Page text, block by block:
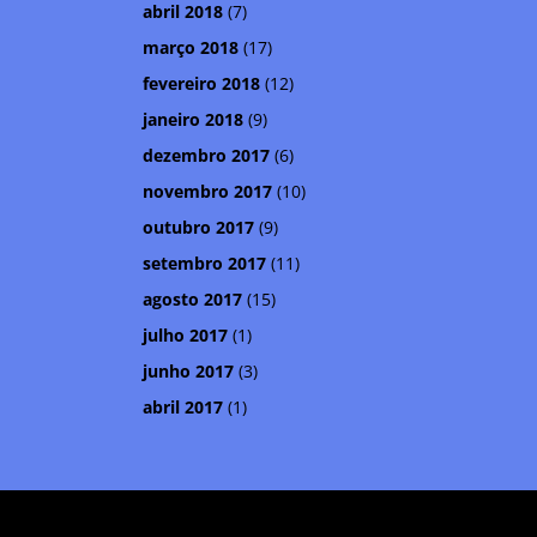
abril 2018 (7)
março 2018 (17)
fevereiro 2018 (12)
janeiro 2018 (9)
dezembro 2017 (6)
novembro 2017 (10)
outubro 2017 (9)
setembro 2017 (11)
agosto 2017 (15)
julho 2017 (1)
junho 2017 (3)
abril 2017 (1)